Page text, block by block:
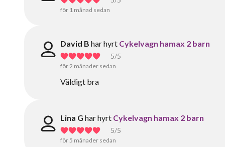
för 1 månad sedan
David B har hyrt Cykelvagn hamax 2 barn
5/5
för 2 månader sedan
Väldigt bra
Lina G har hyrt Cykelvagn hamax 2 barn
5/5
för 5 månader sedan